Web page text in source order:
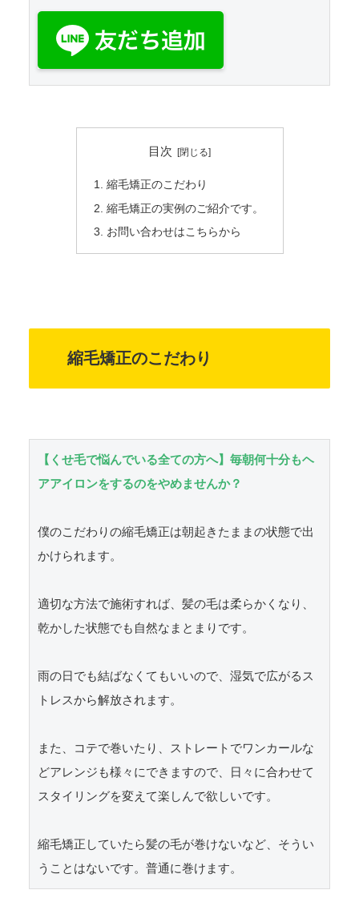
目次
縮毛矯正のこだわり
縮毛矯正の実例のご紹介です。
お問い合わせはこちらから
縮毛矯正のこだわり
【くせ毛で悩んでいる全ての方へ】毎朝何十分もヘ
アアイロンをするのをやめませんか？
僕のこだわりの縮毛矯正は朝起きたままの状態で出
かけられます。
適切な方法で施術すれば、髪の毛は柔らかくなり、
乾かした状態でも自然なまとまりです。
雨の日でも結ばなくてもいいので、湿気で広がるス
トレスから解放されます。
また、コテで巻いたり、ストレートでワンカールな
どアレンジも様々にできますので、日々に合わせて
スタイリングを変えて楽しんで欲しいです。
縮毛矯正していたら髪の毛が巻けないなど、そうい
うことはないです。普通に巻けます。